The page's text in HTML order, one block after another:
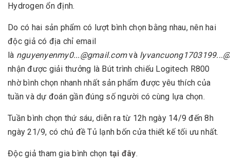
Hydrogen ổn định.
Do có hai sản phẩm có lượt bình chọn bằng nhau, nên hai
độc giả có địa chỉ email
là nguyenyenmy0...@gmail.comvà
nhận được giải thưởng là Bút trình chiếu Logitech R800
nhờ bình chọn nhanh nhất sản phẩm được yêu thích của
tuần và dự đoán gần đúng số người có cùng lựa chọn.
Tuần bình chọn thứ sáu, diễn ra từ 12h ngày 14/9 đến 8h
ngày 21/9, có chủ đề Tủ lạnh bốn cửa thiết kế tối ưu nhất.
Độc giả tham gia bình chọn tại đây.